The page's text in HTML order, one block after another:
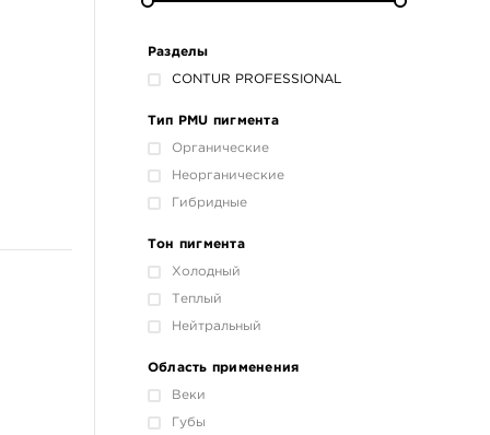
Разделы
CONTUR‌ ‌PROFESSIONAL
Тип PMU пигмента
Органические
Неорганические
Гибридные
Тон пигмента
Холодный
Теплый
Нейтральный
Область применения
Веки
Губы